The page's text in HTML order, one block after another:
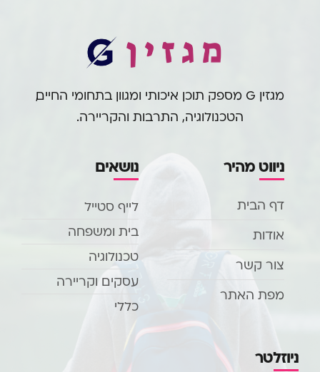
מגזין G מספק תוכן איכותי ומגוון בתחומי החיים,
הטכנולוגיה, התרבות והקריירה.
ניווט מהיר
דף הבית
אודות
צור קשר
מפת האתר
נושאים
לייף סטייל
בית ומשפחה
טכנולוגיה
עסקים וקריירה
כללי
ניוזלטר